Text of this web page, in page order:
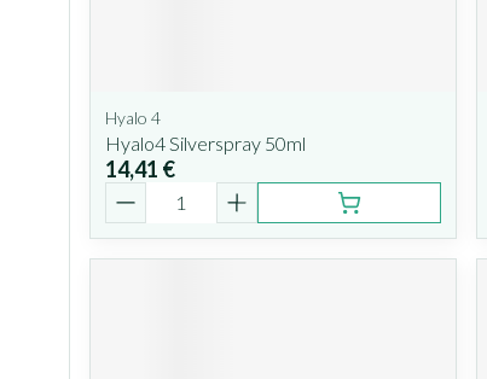
Hyalo 4
Hyalo4 Silverspray 50ml
14,41 €
Quantité